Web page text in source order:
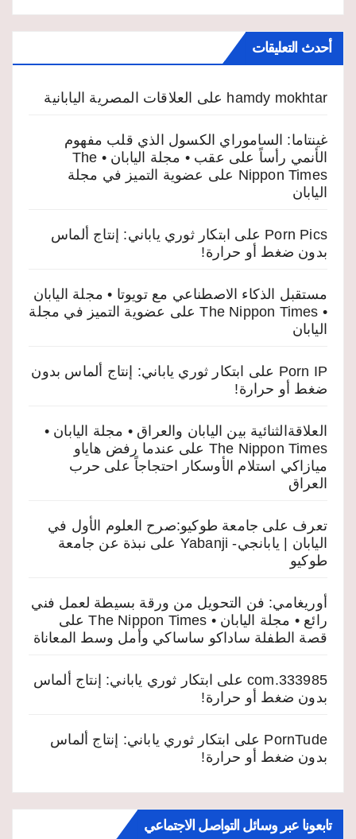
أحدث التعليقات
hamdy mokhtar على العلاقات المصرية اليابانية
غينتاما: الساموراي الكسول الذي قلب مفهوم
الأنمي رأساً على عقب • مجلة اليابان • The
Nippon Times على عضوية التميز في مجلة
اليابان
Porn Pics على ابتكار ثوري ياباني: إنتاج ألماس
بدون ضغط أو حرارة!
مستقبل الذكاء الاصطناعي مع تويوتا • مجلة اليابان
• The Nippon Times
على عضوية التميز في مجلة
اليابان
Porn IP على
ابتكار ثوري ياباني: إنتاج ألماس بدون
ضغط أو حرارة!
العلاقةالثنائية بين اليابان والعراق • مجلة اليابان •
The Nippon Times على عندما رفض هاياو
ميازاكي استلام الأوسكار احتجاجاً على حرب
العراق
تعرف على جامعة طوكيو:صرح العلوم الأول في
اليابان | يابانجي- Yabanji
على نبذة عن جامعة
طوكيو
أوريغامي: فن التحويل من ورقة بسيطة لعمل فني
رائع • مجلة اليابان • The Nippon Times
على
قصة الطفلة ساداكو ساساكي وأمل وسط المعاناة
333985.com على ابتكار ثوري ياباني: إنتاج ألماس
بدون ضغط أو حرارة!
PornTude على
ابتكار ثوري ياباني: إنتاج ألماس
بدون ضغط أو حرارة!
تابعونا عبر وسائل التواصل الاجتماعي